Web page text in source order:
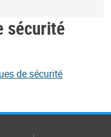
sécurité
de sécurité